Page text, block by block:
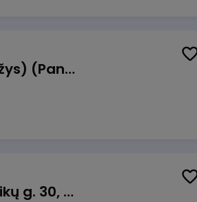
Manevrų operatorius (-ė) (Panevėžys) (Panevėžys, LT)
Taromato operatorius (-ė), Keramikų g. 30, Neveronys